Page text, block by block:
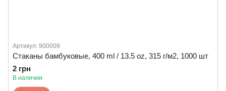
Артикул: 900009
Стаканы бамбуковые, 400 ml / 13.5 oz, 315 г/м2, 1000 шт
2 грн
В наличии